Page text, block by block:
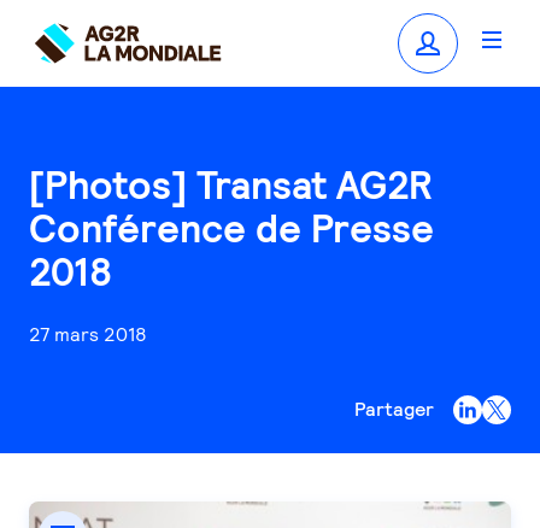
[Photos] Transat AG2R
Conférence de Presse
2018
27 mars 2018
Partager